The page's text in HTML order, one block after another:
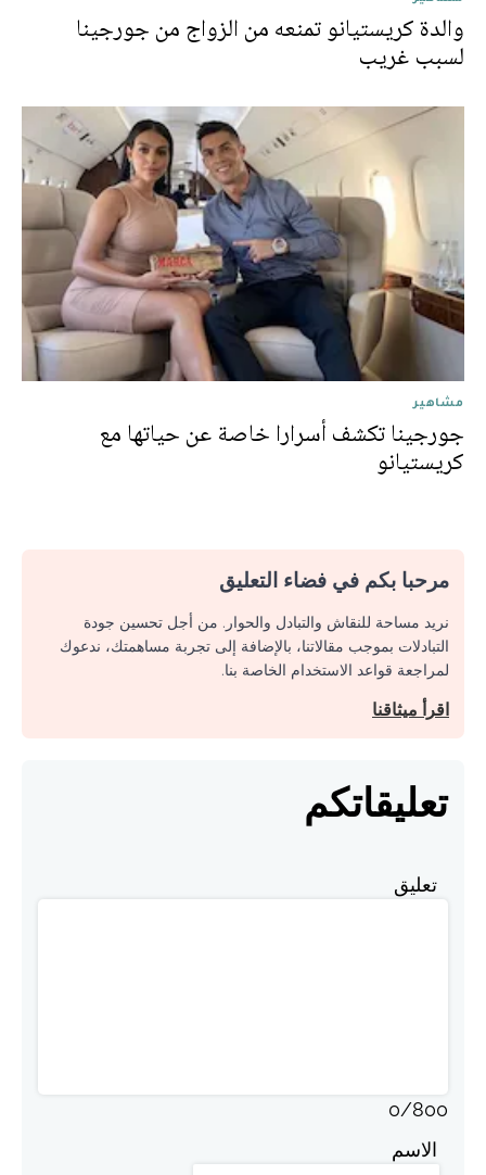
والدة كريستيانو تمنعه من الزواج من جورجينا
لسبب غريب
مشاهير
جورجينا تكشف أسرارا خاصة عن حياتها مع
كريستيانو
مرحبا بكم في فضاء التعليق
نريد مساحة للنقاش والتبادل والحوار. من أجل تحسين جودة
التبادلات بموجب مقالاتنا، بالإضافة إلى تجربة مساهمتك، ندعوك
لمراجعة قواعد الاستخدام الخاصة بنا.
اقرأ ميثاقنا
تعليقاتكم
تعليق
0/800
الاسم